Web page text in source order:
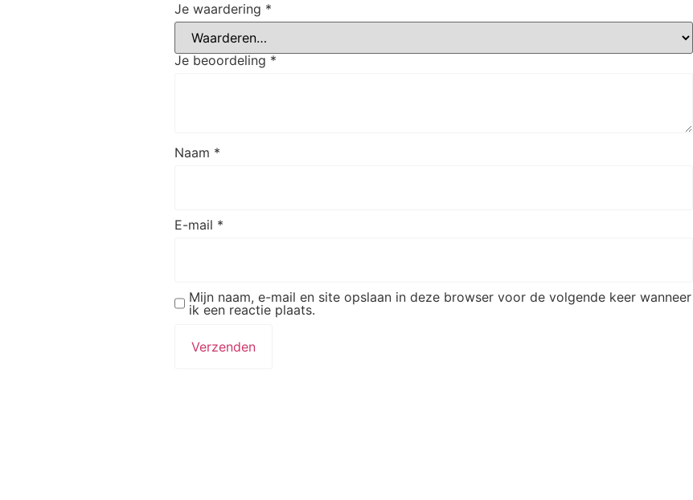
Je waardering *
Je beoordeling *
Naam *
E-mail *
Mijn naam, e-mail en site opslaan in deze browser voor de volgende keer wanneer
ik een reactie plaats.